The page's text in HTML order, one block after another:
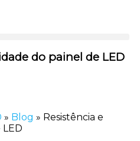
do painel de LED
» Blog » Resistência e